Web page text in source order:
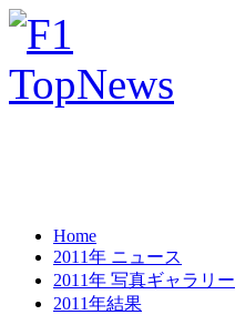
Home
2011年 ニュース
2011年 写真ギャラリー
2011年結果